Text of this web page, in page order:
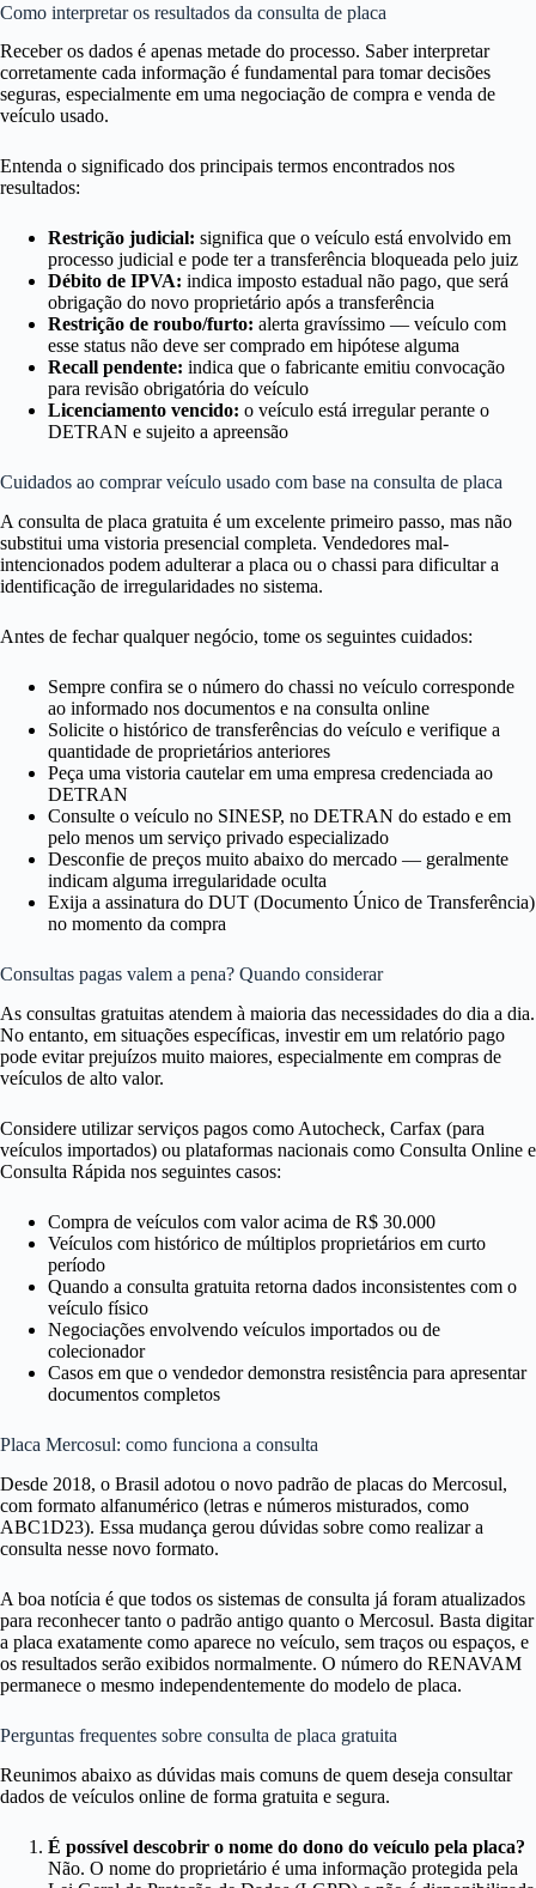
Como interpretar os resultados da consulta de placa
Receber os dados é apenas metade do processo. Saber interpretar
corretamente cada informação é fundamental para tomar decisões
seguras, especialmente em uma negociação de compra e venda de
veículo usado.
Entenda o significado dos principais termos encontrados nos
resultados:
Restrição judicial: significa que o veículo está envolvido em
processo judicial e pode ter a transferência bloqueada pelo juiz
Débito de IPVA: indica imposto estadual não pago, que será
obrigação do novo proprietário após a transferência
Restrição de roubo/furto: alerta gravíssimo — veículo com
esse status não deve ser comprado em hipótese alguma
Recall pendente: indica que o fabricante emitiu convocação
para revisão obrigatória do veículo
Licenciamento vencido: o veículo está irregular perante o
DETRAN e sujeito a apreensão
Cuidados ao comprar veículo usado com base na consulta de placa
A consulta de placa gratuita é um excelente primeiro passo, mas não
substitui uma vistoria presencial completa. Vendedores mal-
intencionados podem adulterar a placa ou o chassi para dificultar a
identificação de irregularidades no sistema.
Antes de fechar qualquer negócio, tome os seguintes cuidados:
Sempre confira se o número do chassi no veículo corresponde
ao informado nos documentos e na consulta online
Solicite o histórico de transferências do veículo e verifique a
quantidade de proprietários anteriores
Peça uma vistoria cautelar em uma empresa credenciada ao
DETRAN
Consulte o veículo no SINESP, no DETRAN do estado e em
pelo menos um serviço privado especializado
Desconfie de preços muito abaixo do mercado — geralmente
indicam alguma irregularidade oculta
Exija a assinatura do DUT (Documento Único de Transferência)
no momento da compra
Consultas pagas valem a pena? Quando considerar
As consultas gratuitas atendem à maioria das necessidades do dia a dia.
No entanto, em situações específicas, investir em um relatório pago
pode evitar prejuízos muito maiores, especialmente em compras de
veículos de alto valor.
Considere utilizar serviços pagos como Autocheck, Carfax (para
veículos importados) ou plataformas nacionais como Consulta Online e
Consulta Rápida nos seguintes casos:
Compra de veículos com valor acima de R$ 30.000
Veículos com histórico de múltiplos proprietários em curto
período
Quando a consulta gratuita retorna dados inconsistentes com o
veículo físico
Negociações envolvendo veículos importados ou de
colecionador
Casos em que o vendedor demonstra resistência para apresentar
documentos completos
Placa Mercosul: como funciona a consulta
Desde 2018, o Brasil adotou o novo padrão de placas do Mercosul,
com formato alfanumérico (letras e números misturados, como
ABC1D23). Essa mudança gerou dúvidas sobre como realizar a
consulta nesse novo formato.
A boa notícia é que todos os sistemas de consulta já foram atualizados
para reconhecer tanto o padrão antigo quanto o Mercosul. Basta digitar
a placa exatamente como aparece no veículo, sem traços ou espaços, e
os resultados serão exibidos normalmente. O número do RENAVAM
permanece o mesmo independentemente do modelo de placa.
Perguntas frequentes sobre consulta de placa gratuita
Reunimos abaixo as dúvidas mais comuns de quem deseja consultar
dados de veículos online de forma gratuita e segura.
É possível descobrir o nome do dono do veículo pela placa?
Não. O nome do proprietário é uma informação protegida pela